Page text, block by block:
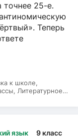
точнее 25-е.
Теперь
к школе,
Литературное
язык 9 класс